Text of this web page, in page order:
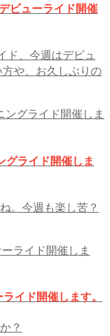
ビューライド開催
ド、今週はデビュ
や、お久しぶりの
グライド開催しま
。今週も楽し苦？
イド開催します。
？